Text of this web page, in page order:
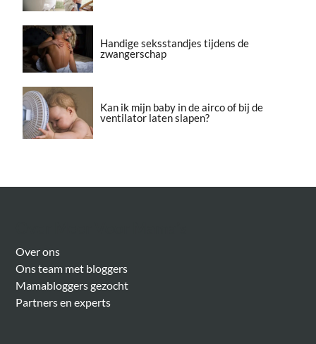
Handige seksstandjes tijdens de
zwangerschap
Kan ik mijn baby in de airco of bij de
ventilator laten slapen?
Over ons
Ons team met bloggers
Mamabloggers gezocht
Partners en experts